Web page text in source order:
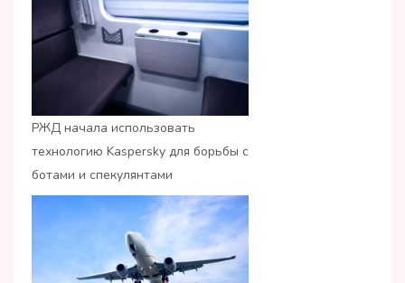
РЖД начала использовать
технологию Kaspersky для борьбы с
ботами и спекулянтами